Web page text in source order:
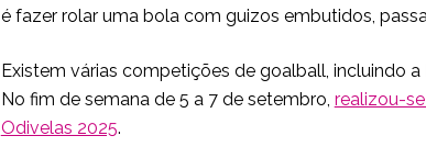
é fazer rolar uma bola com guizos embutidos,
Existem várias competições de goalball, incluindo
No fim de semana de 5 a 7 de setembro, realizou-
Odivelas 2025.